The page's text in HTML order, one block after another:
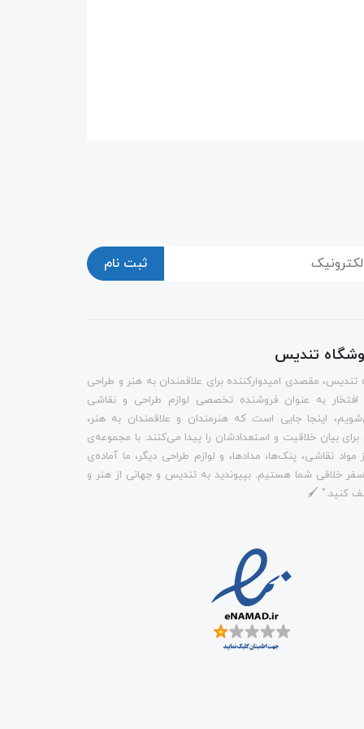
ثبت نام
تندیس
تندیس، مقصدی امیدوارکننده برای علاقمندان به هنر و طراحی
به عنوان فروشنده تخصصی لوازم طراحی و نقاشی
اینجا جایی است که هنرمندان و علاقمندان به هنر،
برای بیان خلاقیت و استعدادشان را پیدا می‌کنند. با مجموعه‌ی
مواد نقاشی، پنک‌ها، مدادها، و لوازم طراحی دیگر، ما آماده‌ی
خلاقی شما هستیم. بپیوندید به تندیس و جهانی از هنر و
کنید." 🖌️